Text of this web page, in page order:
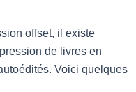
offset, il existe
de livres en
Voici quelques